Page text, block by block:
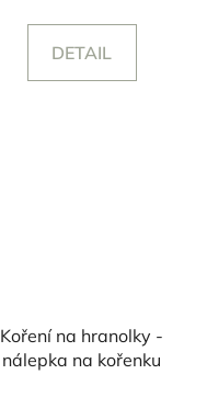
DETAIL
Koření na hranolky -
nálepka na kořenku